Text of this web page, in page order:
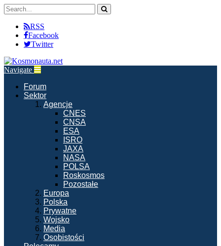
RSS
Facebook
Twitter
Navigate
Forum
Sektor
Agencje
CNES
CNSA
ESA
ISRO
JAXA
NASA
POLSA
Roskosmos
Pozostałe
Europa
Polska
Prywatne
Wojsko
Media
Osobistości